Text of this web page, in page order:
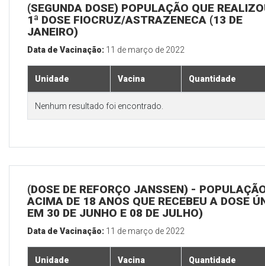
(SEGUNDA DOSE) POPULAÇÃO QUE
1ª DOSE FIOCRUZ/ASTRAZENECA (13 DE
JANEIRO)
Data de Vacinação: 11 de março de 2022
Unidade Vacina Quantidade
Nenhum resultado foi encontrado.
(DOSE DE REFORÇO JANSSEN) -
ACIMA DE 18 ANOS QUE RECEBEU A DOSE
EM 30 DE JUNHO E 08 DE JULHO)
Data de Vacinação: 11 de março de 2022
Unidade Vacina Quantidade